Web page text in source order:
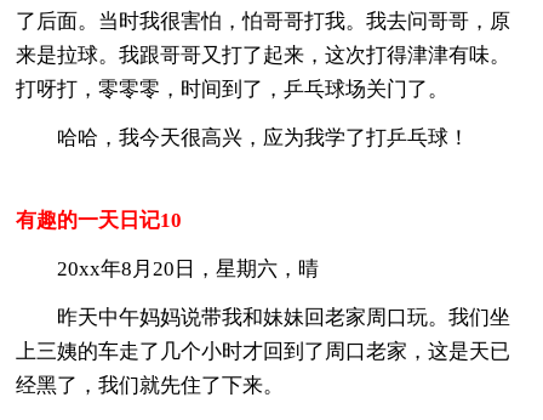
了后面。当时我很害怕，怕哥哥打我。我去问哥哥，原
来是拉球。我跟哥哥又打了起来，这次打得津津有味。
打呀打，零零零，时间到了，乒乓球场关门了。
哈哈，我今天很高兴，应为我学了打乒乓球！
有趣的一天日记10
20xx年8月20日，星期六，晴
昨天中午妈妈说带我和妹妹回老家周口玩。我们坐
上三姨的车走了几个小时才回到了周口老家，这是天已
经黑了，我们就先住了下来。